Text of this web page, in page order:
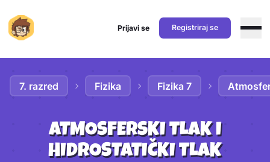
Prijavi se Registriraj se
7. razred Fizika Fizika 7
ATMOSFERSKI TLAK I
HIDROSTATIČKI TLAK